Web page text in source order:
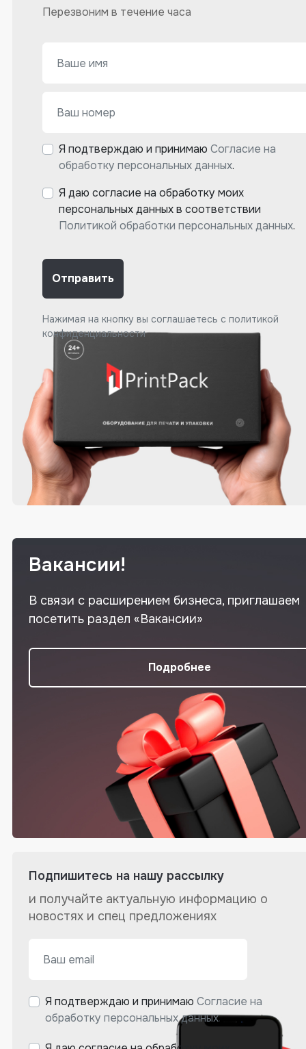
Перезвоним в течение часа
Я подтверждаю и принимаюСогласие на
обработку персональных данных.
Я даю согласие на обработку моих
персональных данных в соответствии
Политикой обработки персональных данных.
Отправить
Нажимая на кнопку вы соглашаетесь сполитикой
конфиденциальности
Вакансии!
В связи с расширением бизнеса, приглашаем
посетить раздел «Вакансии»
Подробнее
Подпишитесь на нашу рассылку
и получайте актуальную информацию о
новостях и спец предложениях
Я подтверждаю и принимаю Согласие на
обработку персональных данных.